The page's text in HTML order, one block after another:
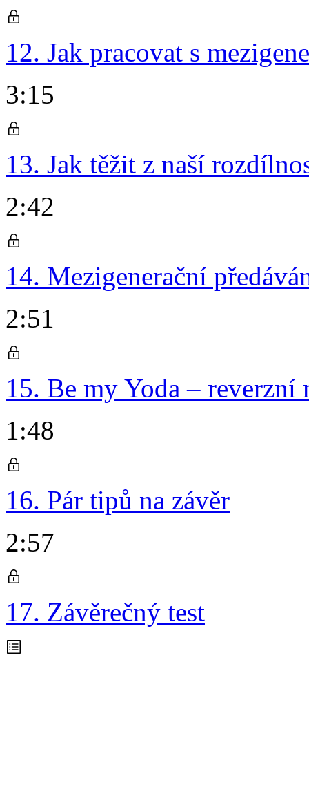
12. Jak pracovat s
3:15
13. Jak těžit z naší
2:42
14. Mezigenerační
2:51
15. Be my Yoda – reverzní
1:48
16. Pár tipů na závěr
2:57
17. Závěrečný test